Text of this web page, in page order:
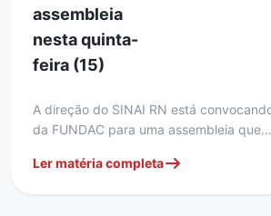
assembleia
nesta quinta-
feira (15)
A direção do SINAI RN está
da FUNDAC para uma assembleia que…
Ler matéria completa